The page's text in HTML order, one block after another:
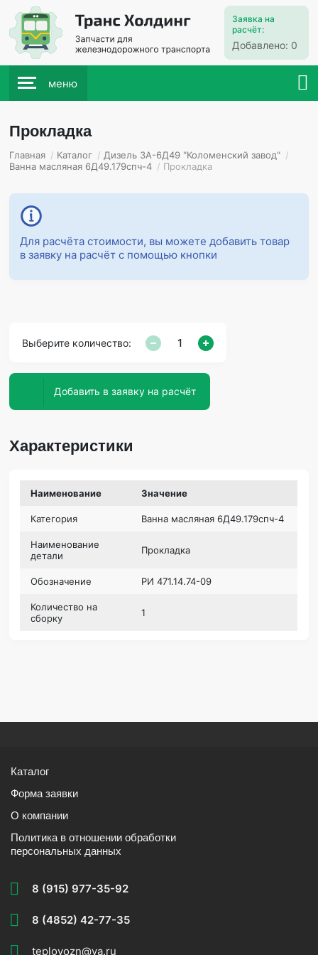
Заявка на
расчёт:
Добавлено: 0
меню
Прокладка
Главная / Каталог / Дизель 3А-6Д49 "Коломенский завод" /
Ванна масляная 6Д49.179спч-4 / Прокладка
Для расчёта стоимости, вы можете добавить товар
в заявку на расчёт с помощью кнопки
Выберите количество:
Добавить в заявку на расчёт
Характеристики
Наименование Значение
Категория Ванна масляная 6Д49.179спч-4
Наименование
детали
Прокладка
Обозначение РИ 471.14.74-09
Количество на
сборку
1
Каталог
Форма заявки
О компании
Политика в отношении обработки
персональных данных
8 (915) 977-35-92
8 (4852) 42-77-35
teplovozn@ya.ru